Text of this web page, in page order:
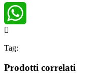
WhatsApp
Tag:
Prodotti correlati